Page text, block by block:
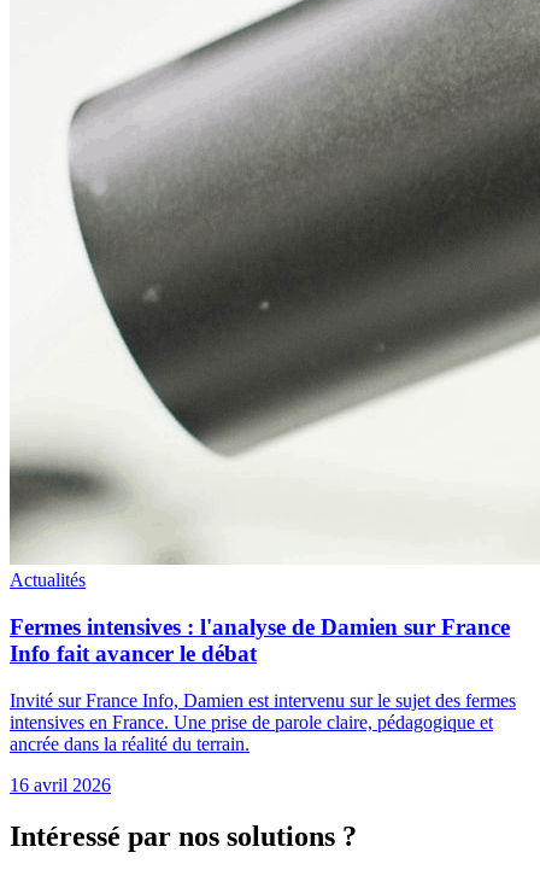
Actualités
Fermes intensives : l'analyse de Damien sur France
Info fait avancer le débat
Invité sur France Info, Damien est intervenu sur le sujet des fermes
intensives en France. Une prise de parole claire, pédagogique et
ancrée dans la réalité du terrain.
16 avril 2026
Intéressé par nos solutions ?